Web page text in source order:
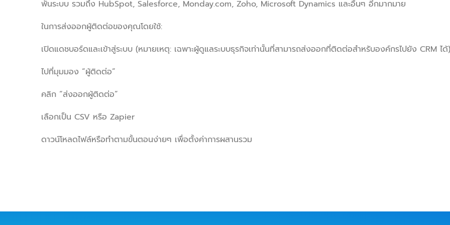
พันระบบ รวมถึง HubSpot, Salesforce, Monday.com, Zoho, Microsoft Dynamics และอื่นๆ อีกมากมาย
ในการส่งออกผู้ติดต่อของคุณโดยใช้:
เปิดแดชบอร์ดและเข้าสู่ระบบ (หมายเหตุ: เฉพาะผู้ดูแลระบบธุรกิจเท่านั้นที่สามารถส่งออกที่ติดต่อสำหรับองค์กรไปยัง CRM ได้)
ไปที่มุมมอง “ผู้ติดต่อ”
คลิก “ส่งออกผู้ติดต่อ”
เลือกเป็น CSV หรือ Zapier
ดาวน์โหลดไฟล์หรือทำตามขั้นตอนง่ายๆ เพื่อตั้งค่าการผสานรวม